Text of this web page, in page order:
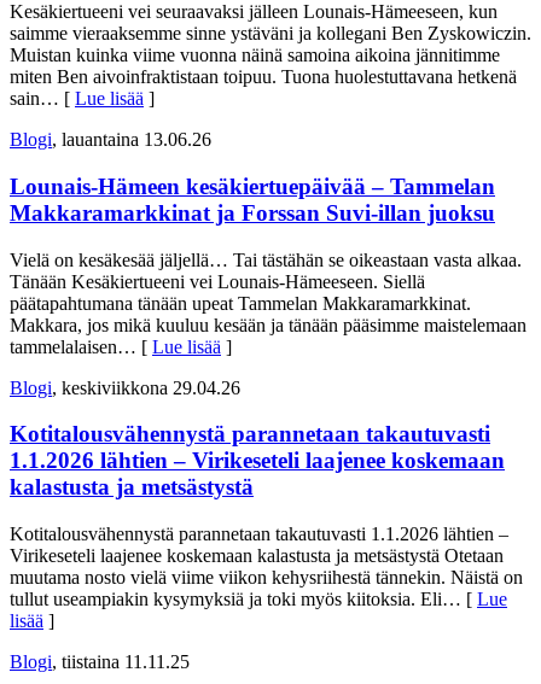
Kesäkiertueeni vei seuraavaksi jälleen Lounais-Hämeeseen, kun
saimme vieraaksemme sinne ystäväni ja kollegani Ben Zyskowiczin.
Muistan kuinka viime vuonna näinä samoina aikoina jännitimme
miten Ben aivoinfraktistaan toipuu. Tuona huolestuttavana hetkenä
sain… [ Lue lisää ]
Blogi, lauantaina 13.06.26
Lounais-Hämeen kesäkiertuepäivää – Tammelan
Makkaramarkkinat ja Forssan Suvi-illan juoksu
Vielä on kesäkesää jäljellä… Tai tästähän se oikeastaan vasta alkaa.
Tänään Kesäkiertueeni vei Lounais-Hämeeseen. Siellä
päätapahtumana tänään upeat Tammelan Makkaramarkkinat.
Makkara, jos mikä kuuluu kesään ja tänään pääsimme maistelemaan
tammelalaisen… [ Lue lisää ]
Blogi, keskiviikkona 29.04.26
Kotitalousvähennystä parannetaan takautuvasti
1.1.2026 lähtien – Virikeseteli laajenee koskemaan
kalastusta ja metsästystä
Kotitalousvähennystä parannetaan takautuvasti 1.1.2026 lähtien –
Virikeseteli laajenee koskemaan kalastusta ja metsästystä Otetaan
muutama nosto vielä viime viikon kehysriihestä tännekin. Näistä on
tullut useampiakin kysymyksiä ja toki myös kiitoksia. Eli… [ Lue
lisää ]
Blogi, tiistaina 11.11.25